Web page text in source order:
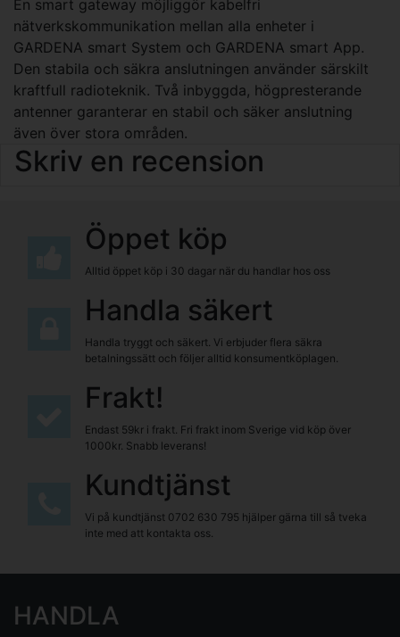
En smart gateway möjliggör kabelfri
nätverkskommunikation mellan alla enheter i
GARDENA smart System och GARDENA smart App.
Den stabila och säkra anslutningen använder särskilt
kraftfull radioteknik. Två inbyggda, högpresterande
antenner garanterar en stabil och säker anslutning
även över stora områden.
Skriv en recension
Öppet köp
Alltid öppet köp i 30 dagar när du handlar hos oss
Handla säkert
Handla tryggt och säkert. Vi erbjuder flera säkra
betalningssätt och följer alltid konsumentköplagen.
Frakt!
Endast 59kr i frakt. Fri frakt inom Sverige vid köp över
1000kr. Snabb leverans!
Kundtjänst
Vi på kundtjänst 0702 630 795 hjälper gärna till så tveka
inte med att kontakta oss.
HANDLA